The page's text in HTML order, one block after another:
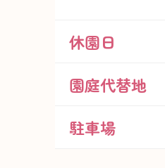
休園日
園庭代替地
駐車場